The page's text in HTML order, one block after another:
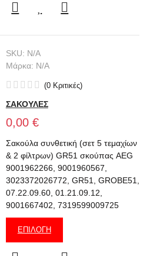
SKU: N/A
Μάρκα: N/A
(0Κριτικές)
ΣΑΚΟΥΛΕΣ
0,00 €
Σακούλα συνθετική (σετ 5 τεμαχίων
& 2 φίλτρων) GR51 σκούπας AEG
9001962266, 9001960567,
3023372026772, GR51, GROBE51,
07.22.09.60, 01.21.09.12,
9001667402, 7319599009725
ΕΠΙΛΟΓΉ